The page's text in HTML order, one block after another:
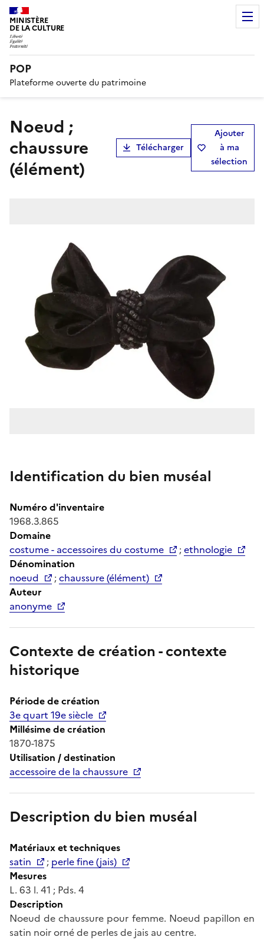
MINISTÈRE
DE LA CULTURE
POP
Plateforme ouverte du patrimoine
noeud ;
chaussure
(élément)
Télécharger
Ajouter
à ma
sélection
Identification du bien muséal
Numéro d'inventaire
1968.3.865
Domaine
costume - accessoires du costume
;ethnologie
Dénomination
noeud
;chaussure (élément)
Auteur
anonyme
Contexte de création - contexte
historique
Période de création
3e quart 19e siècle
Millésime de création
1870-1875
Utilisation / destination
accessoire de la chaussure
Description du bien muséal
Matériaux et techniques
satin
; perle fine (jais)
Mesures
L. 63 l. 41 ; Pds. 4
Description
Noeud de chaussure pour femme. Noeud papillon en
satin noir orné de perles de jais au centre.